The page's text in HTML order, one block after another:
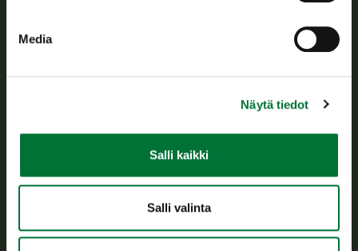
Media
Näytä tiedot
Salli kaikki
Salli valinta
asiakaspalvelu@riista.fi
Usein kysytyt kysymykset